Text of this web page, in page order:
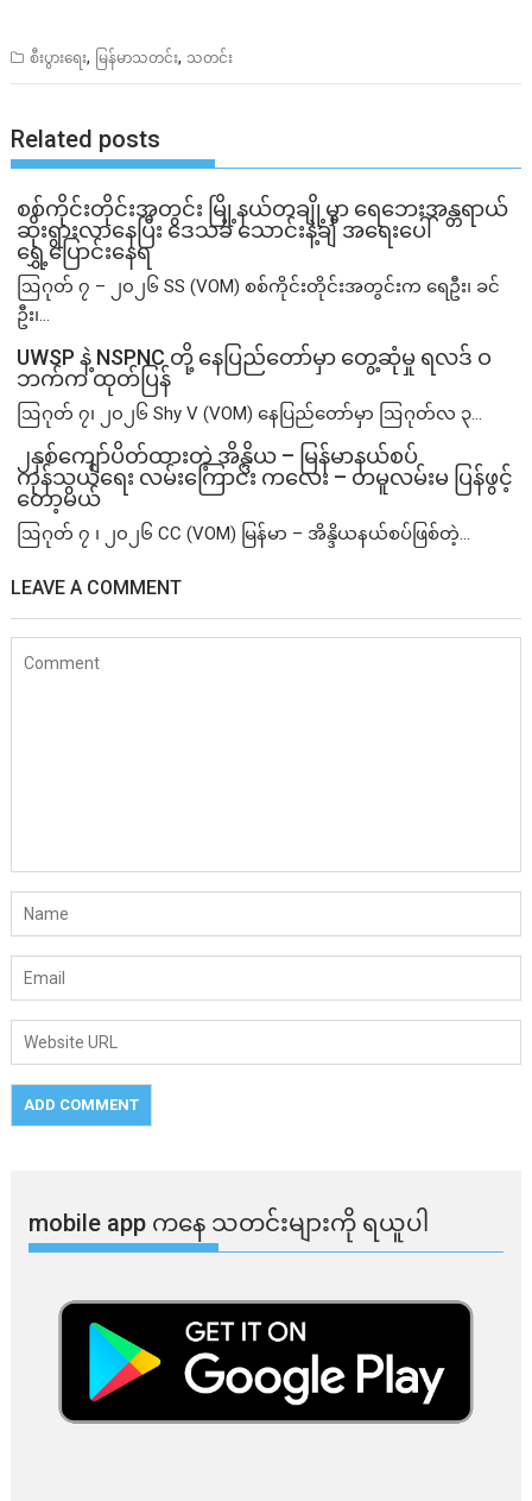
စီးပွားရေး, မြန်မာသတင်း, သတင်း
Related posts
စစ်ကိုင်းတိုင်းအတွင်း မြို့နယ်တချို့မှာ ရေဘေးအန္တရာယ်
ဆိုးရွားလာနေပြီး ဒေသခံ သောင်းနဲ့ချီ အရေးပေါ်
ရွှေ့ပြောင်းနေရ
ဩဂုတ် ၇ – ၂၀၂၆ SS (VOM) စစ်ကိုင်းတိုင်းအတွင်းက ရေဦး၊ ခင်
ဦး၊...
UWSP နဲ့ NSPNC တို့ နေပြည်တော်မှာ တွေ့ဆုံမှု ရလဒ် ဝ
ဘက်က ထုတ်ပြန်
ဩဂုတ် ၇၊ ၂၀၂၆ Shy V (VOM) နေပြည်တော်မှာ ဩဂုတ်လ ၃...
၂နှစ်​ကျော်ပိတ်ထားတဲ့ အိန္ဒိယ – မြန်မာနယ်စပ်
ကုန်သွယ်ရေး လမ်းကြောင်း ကလေး – တမူလမ်းမ ပြန်ဖွင့်
တော့မယ်
ဩဂုတ် ၇ ၊ ၂၀၂၆ CC (VOM) မြန်မာ – အိန္ဒိယနယ်စပ်ဖြစ်တဲ့...
LEAVE A COMMENT
mobile app ​​ကနေ ​​သတင်းများကို ရယူပါ